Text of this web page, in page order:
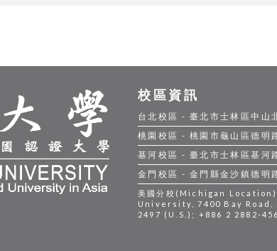
校區資訊
台北校區 - 臺北市士林區中
桃園校區 - 桃園市龜山區德
基河校區 - 臺北市士林區基
金門校區 - 金門縣金沙鎮德
美國分校(Michigan
University, 7400 Bay Road,
2497 (U.S.); +886 2 2882-